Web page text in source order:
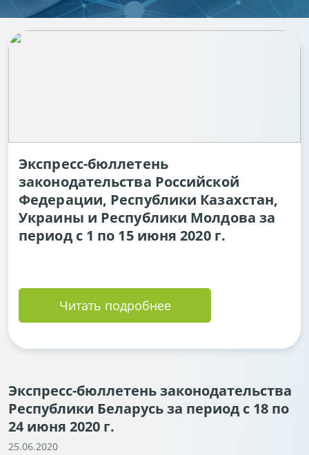
Экспресс-бюллетень
законодательства Российской
Федерации, Республики Казахстан,
Украины и Республики Молдова за
период с 1 по 15 июня 2020 г.
Читать подробнее
Экспресс-бюллетень законодательства
Республики Беларусь за период с 18 по
24 июня 2020 г.
25.06.2020